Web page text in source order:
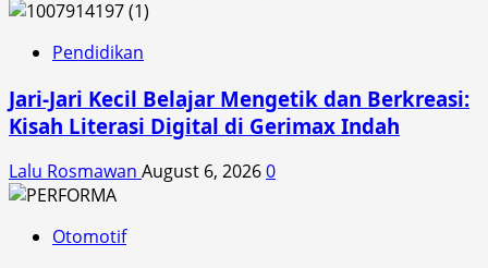
Pendidikan
Jari-Jari Kecil Belajar Mengetik dan Berkreasi:
Kisah Literasi Digital di Gerimax Indah
Lalu Rosmawan August 6, 20260
Otomotif